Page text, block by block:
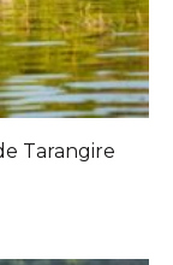
Tarangire